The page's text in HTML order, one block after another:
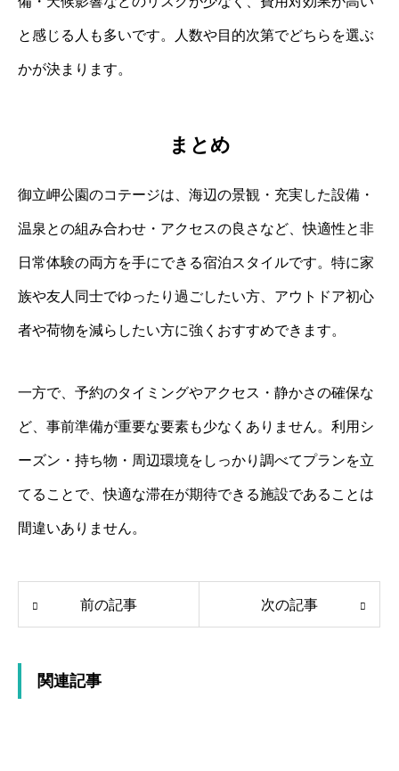
と感じる人も多いです。人数や目的次第でどちらを選ぶ
かが決まります。
まとめ
御立岬公園のコテージは、海辺の景観・充実した設備・
温泉との組み合わせ・アクセスの良さなど、快適性と非
日常体験の両方を手にできる宿泊スタイルです。特に家
族や友人同士でゆったり過ごしたい方、アウトドア初心
者や荷物を減らしたい方に強くおすすめできます。
一方で、予約のタイミングやアクセス・静かさの確保な
ど、事前準備が重要な要素も少なくありません。利用シ
ーズン・持ち物・周辺環境をしっかり調べてプランを立
てることで、快適な滞在が期待できる施設であることは
間違いありません。
前の記事 次の記事
関連記事